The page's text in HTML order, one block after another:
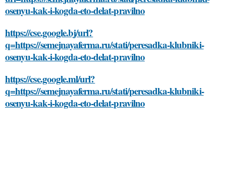
osenyu-kak-i-kogda-eto-delat-pravilno
https://cse.google.bj/url?
q=https://semejnayaferma.ru/stati/peresadka-klubniki-
osenyu-kak-i-kogda-eto-delat-pravilno
https://cse.google.ml/url?
q=https://semejnayaferma.ru/stati/peresadka-klubniki-
osenyu-kak-i-kogda-eto-delat-pravilno